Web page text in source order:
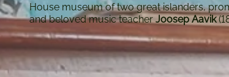
House museum of two great islanders,
and beloved music teacher Joosep Aavik